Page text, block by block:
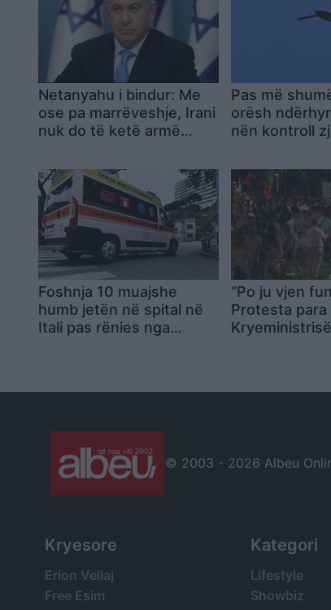
Netanyahu i bindur: Me
ose pa marrëveshje, Irani
nuk do të ketë armë
Pas më
orësh
nën kontroll
familje u
përkohësisht
Foshnja 10 muajshe
humb jetën në spital në
Itali pas rënies nga
“Po ju vjen
Protesta para
© 2003 - 2026 Albeu
Kryesore
Erion Veliaj
Free Esim
Kategori
Lifestyle
Showbiz